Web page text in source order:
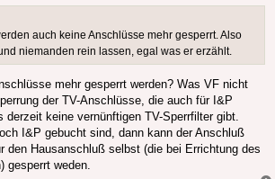
auch keine Anschlüsse mehr gesperrt. Also
niemanden rein lassen, egal was er erzählt.
mehr gesperrt werden? Was VF nicht
der TV-Anschlüsse, die auch für I&P
derzeit keine vernünftigen TV-Sperrfilter gibt.
I&P gebucht sind, dann kann der Anschluß
den Hausanschluß selbst (die bei Errichtung des
gesperrt weden.